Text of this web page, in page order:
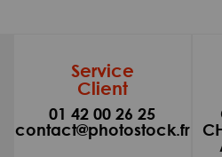
Service
Client
01 42 00 26 25
contact@photostock.fr